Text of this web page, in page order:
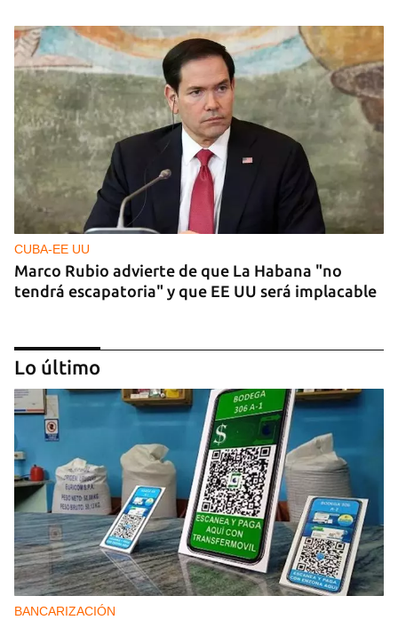
CUBA-EE UU
Marco Rubio advierte de que La Habana "no
tendrá escapatoria" y que EE UU será implacable
PODCAST
Cafecito informativo del viernes 7 de agosto de
2026
Lo último
BANCARIZACIÓN